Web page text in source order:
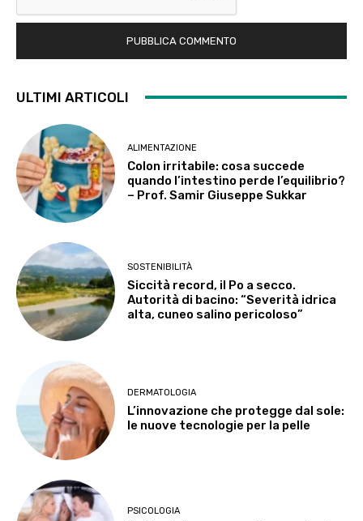
ULTIMI ARTICOLI
ALIMENTAZIONE
Colon irritabile: cosa succede
quando l’intestino perde l’equilibrio?
– Prof. Samir Giuseppe Sukkar
SOSTENIBILITÀ
Siccità record, il Po a secco.
Autorità di bacino: “Severità idrica
alta, cuneo salino pericoloso”
DERMATOLOGIA
L’innovazione che protegge dal sole:
le nuove tecnologie per la pelle
PSICOLOGIA